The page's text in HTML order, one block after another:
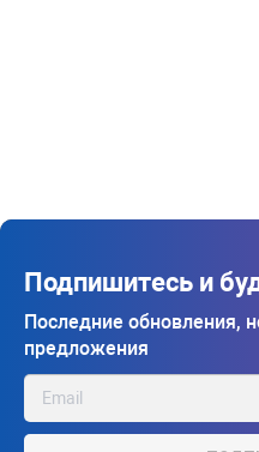
Подпишитесь и
Последние обновления,
предложения